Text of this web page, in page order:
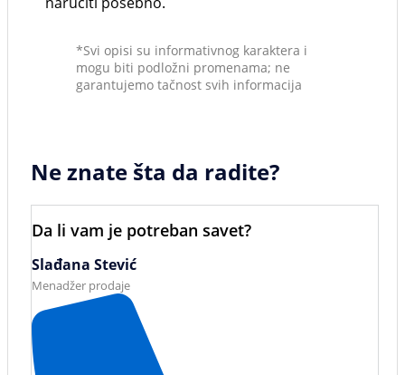
*Svi opisi su informativnog karaktera i
mogu biti podložni promenama; ne
garantujemo tačnost svih informacija
Ne znate šta da radite?
Da li vam je potreban savet?
Slađana Stević
Menadžer prodaje